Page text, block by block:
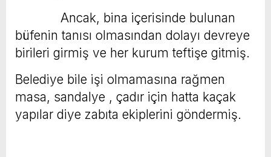
Ancak, bina içerisinde bulunan
büfenin tanısı olmasından dolayı devreye
birileri girmiş ve her kurum teftişe gitmiş.
Belediye bile işi olmamasına rağmen
masa, sandalye , çadır için hatta kaçak
yapılar diye zabıta ekiplerini göndermiş.